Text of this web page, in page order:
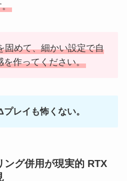
。
固めて、細かい設定で自
を作ってください。
レイも怖くない。
ング併用が現実的 RTX